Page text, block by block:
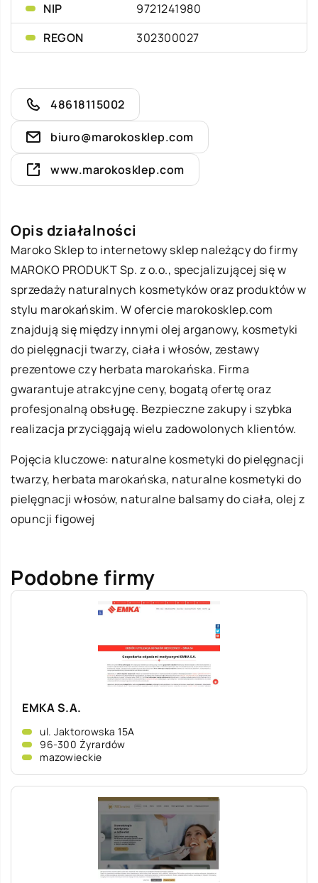
NIP
9721241980
REGON
302300027
48618115002
biuro@marokosklep.com
www.marokosklep.com
Opis działalności
Maroko Sklep to internetowy sklep należący do firmy
MAROKO PRODUKT Sp. z o.o., specjalizującej się w
sprzedaży naturalnych kosmetyków oraz produktów w
stylu marokańskim. W ofercie marokosklep.com
znajdują się między innymi olej arganowy, kosmetyki
do pielęgnacji twarzy, ciała i włosów, zestawy
prezentowe czy herbata marokańska. Firma
gwarantuje atrakcyjne ceny, bogatą ofertę oraz
profesjonalną obsługę. Bezpieczne zakupy i szybka
realizacja przyciągają wielu zadowolonych klientów.
Pojęcia kluczowe: naturalne kosmetyki do pielęgnacji
twarzy, herbata marokańska, naturalne kosmetyki do
pielęgnacji włosów, naturalne balsamy do ciała, olej z
opuncji figowej
Podobne firmy
EMKA S.A.
ul. Jaktorowska 15A
96-300 Żyrardów
mazowieckie